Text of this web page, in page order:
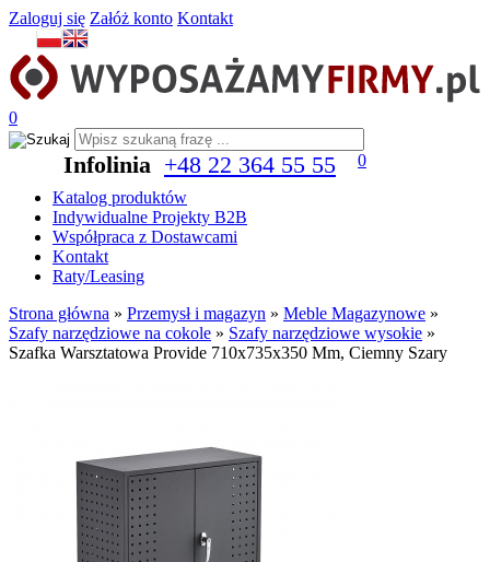
Zaloguj się Załóż konto Kontakt
0
Infolinia +48 22 364 55 55
0
Katalog produktów
Indywidualne Projekty B2B
Współpraca z Dostawcami
Kontakt
Raty/Leasing
Strona główna » Przemysł i magazyn » Meble Magazynowe »
Szafy narzędziowe na cokole » Szafy narzędziowe wysokie »
Szafka Warsztatowa Provide 710x735x350 Mm, Ciemny Szary